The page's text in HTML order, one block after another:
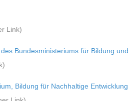
Link)
Bundesministeriums für Bildung und
Bildung für Nachhaltige Entwicklung